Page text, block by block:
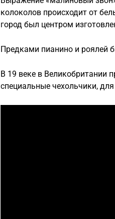
колоколов происходит от
город был центром
Предками пианино и роялей
В 19 веке в Великобритании
специальные чехольчики,